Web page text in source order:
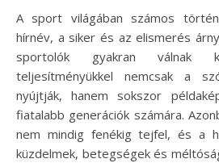
A sport világában számos történet kering, amelyek a
hírnév, a siker és az elismerés
sportolók gyakran válnak
teljesítményükkel nemcsak a
nyújtják, hanem sokszor
fiatalabb generációk számára.
nem mindig fenékig tejfel, és a
küzdelmek, betegségek és